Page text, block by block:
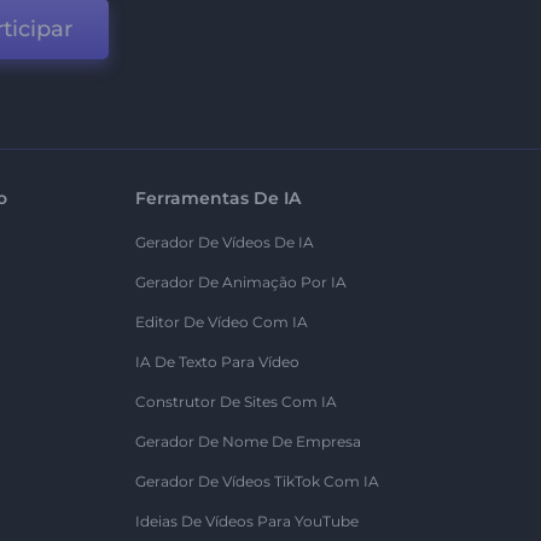
Ferramentas De IA
Gerador De Vídeos De IA
Gerador De Animação Por IA
Editor De Vídeo Com IA
IA De Texto Para Vídeo
Construtor De Sites Com IA
Gerador De Nome De Empresa
Gerador De Vídeos TikTok Com IA
Ideias De Vídeos Para YouTube